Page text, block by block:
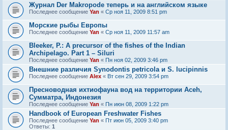
Журнал Der Makropode теперь и на английском языке
Последнее сообщение Yan « Ср ноя 11, 2009 8:51 pm
Морские рыбы Европы
Последнее сообщение Yan « Ср ноя 11, 2009 11:57 am
Bleeker, P.: A precursor of the fishes of the Indian
Archipelago. Part 1 – Siluri
Последнее сообщение Yan « Пн ноя 02, 2009 3:46 pm
Внешние различия Synodontis petricola и S. lucipinnis
Последнее сообщение Alex « Вт сен 29, 2009 3:54 pm
Пресноводная ихтиофауна вод на территории Aceh,
Сумматра, Индонезия
Последнее сообщение Yan « Пн июн 08, 2009 1:22 pm
Handbook of European Freshwater Fishes
Последнее сообщение Yan « Пт июн 05, 2009 3:40 pm
Ответы: 1